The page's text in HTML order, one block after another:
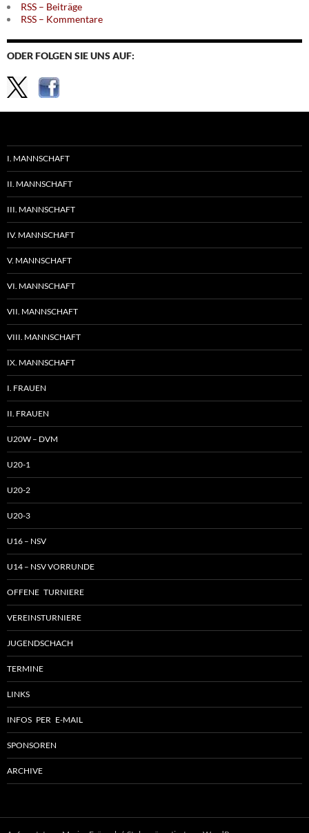
RSS – Beiträge
RSS – Kommentare
ODER FOLGEN SIE UNS AUF:
I. MANNSCHAFT
II. MANNSCHAFT
III. MANNSCHAFT
IV. MANNSCHAFT
V. MANNSCHAFT
VI. MANNSCHAFT
VII. MANNSCHAFT
VIII. MANNSCHAFT
IX. MANNSCHAFT
I. FRAUEN
II. FRAUEN
U20W – DVM
U20-1
U20-2
U20-3
U16 – NSV
U14 – NSV VORRUNDE
OFFENE TURNIERE
VEREINSTURNIERE
JUGENDSCHACH
TERMINE
LINKS
INFOS PER E-MAIL
SPONSOREN
ARCHIVE